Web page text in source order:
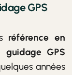
GPS
référence en
GPS
années